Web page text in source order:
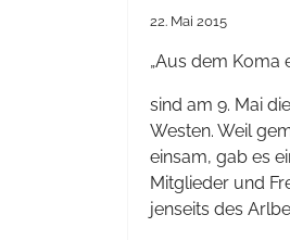
22. Mai 2015
„Aus dem Koma
sind am 9. Mai
Westen. Weil
einsam, gab es
Mitglieder und
jenseits des